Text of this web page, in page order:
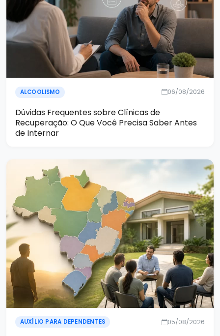
ALCOOLISMO 06/08/2026
Dúvidas Frequentes sobre Clínicas de
Recuperação: O Que Você Precisa Saber Antes
de Internar
AUXÍLIO PARA DEPENDENTES 05/08/2026